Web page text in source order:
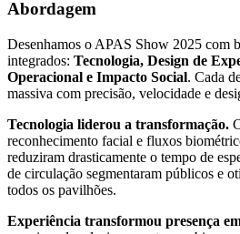
Abordagem
Desenhamos o APAS Show 2025 com
integrados: Tecnologia, Design de
Operacional e Impacto Social. Cada
massiva com precisão, velocidade e
Tecnologia liderou a transformação.
reconhecimento facial e fluxos
reduziram drasticamente o tempo de
de circulação segmentaram públicos e
todos os pavilhões.
Experiência transformou presença